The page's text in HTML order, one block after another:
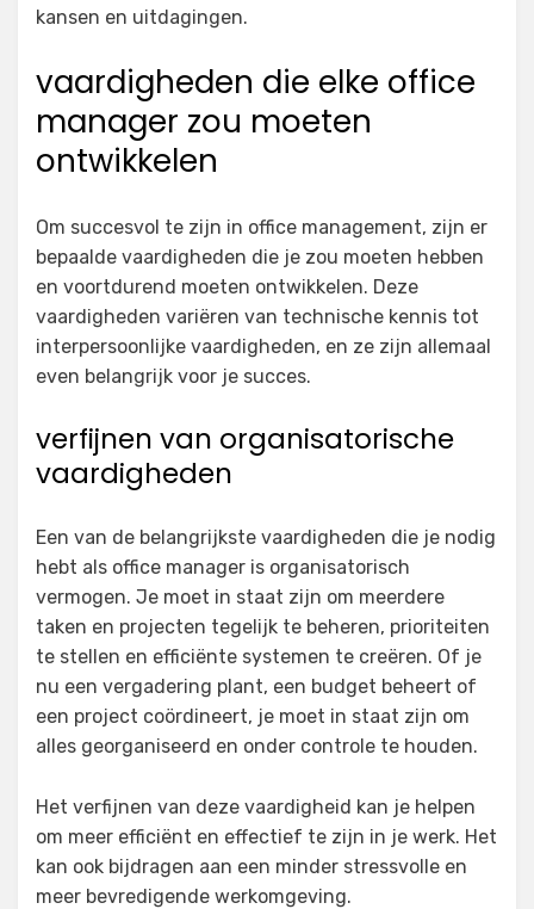
kansen en uitdagingen.
vaardigheden die elke office
manager zou moeten
ontwikkelen
Om succesvol te zijn in office management, zijn er
bepaalde vaardigheden die je zou moeten hebben
en voortdurend moeten ontwikkelen. Deze
vaardigheden variëren van technische kennis tot
interpersoonlijke vaardigheden, en ze zijn allemaal
even belangrijk voor je succes.
verfijnen van organisatorische
vaardigheden
Een van de belangrijkste vaardigheden die je nodig
hebt als office manager is organisatorisch
vermogen. Je moet in staat zijn om meerdere
taken en projecten tegelijk te beheren, prioriteiten
te stellen en efficiënte systemen te creëren. Of je
nu een vergadering plant, een budget beheert of
een project coördineert, je moet in staat zijn om
alles georganiseerd en onder controle te houden.
Het verfijnen van deze vaardigheid kan je helpen
om meer efficiënt en effectief te zijn in je werk. Het
kan ook bijdragen aan een minder stressvolle en
meer bevredigende werkomgeving.